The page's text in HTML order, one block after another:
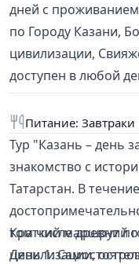
дней с проживанием
по Городу Казани,
цивилизации,
доступен в любой
Питание: Завтраки
Тур "Казань – день
знакомство с
Татарстан. В
том числе древний
цивилизации,
Краткий маршрут
День 1: